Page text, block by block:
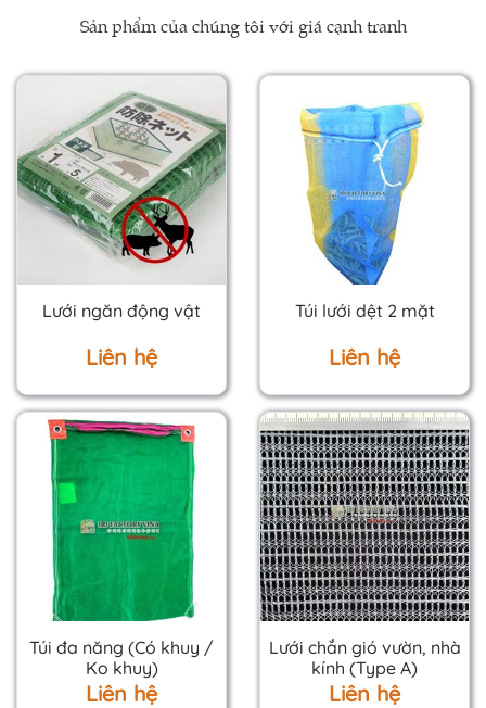
Sản phẩm của chúng tôi với giá cạnh tranh
Lưới ngăn động vật
Liên hệ
Túi lưới dệt 2 mặt
Liên hệ
Túi đa năng (Có khuy /
Ko khuy)
Liên hệ
Lưới chắn gió vườn, nhà
kính (Type A)
Liên hệ